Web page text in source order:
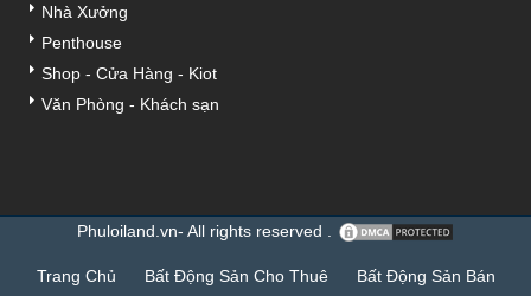
Nhà Xưởng
Penthouse
Shop - Cửa Hàng - Kiot
Văn Phòng - Khách sạn
Phuloiland.vn- All rights reserved .
Trang Chủ Bất Động Sản Cho Thuê Bất Động Sản Bán